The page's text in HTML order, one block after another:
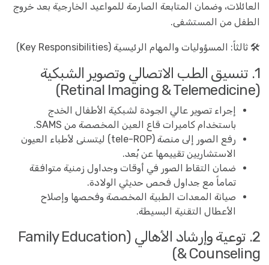
العائلات، وضمان المتابعة الصارمة للمواعيد الخارجية بعد خروج
الطفل من المستشفى.
🛠️ ثالثاً: المسؤوليات والمهام الرئيسية (Key Responsibilities)
1. تنسيق الطب الاتصالي وتصوير الشبكية
(Retinal Imaging & Telemedicine)
إجراء تصوير عالي الجودة لشبكية الأطفال الخدج
باستخدام كاميرات قاع العين المخصصة من SAMS.
رفع الصور إلى منصة (tele-ROP) ليتسنى لأطباء العيون
الاستشاريين تقييمها عن بُعد.
ضمان التقاط الصور في أوقات وجداول زمنية متوافقة
تماماً مع جداول فحص حديثي الولادة.
صيانة المعدات الطبية المخصصة وفحصها وإصلاح
الأعطال التقنية البسيطة.
2. توعية وإرشاد الأهالي (Family Education
& Counseling)